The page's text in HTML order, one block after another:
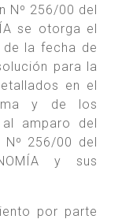
Nº 256/00 del
se otorga el
la fecha de
para la
en el
y de los
amparo del
256/00 del
y sus
por parte